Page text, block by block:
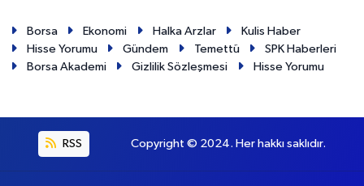
Borsa Ekonomi Halka Arzlar
Kulis Haber
Hisse Yorumu
Gündem Temettü
SPK Haberleri
Borsa Akademi
Gizlilik Sözleşmesi Hisse Yorumu
RSS Copyright © 2024. Her hakkı saklıdır.